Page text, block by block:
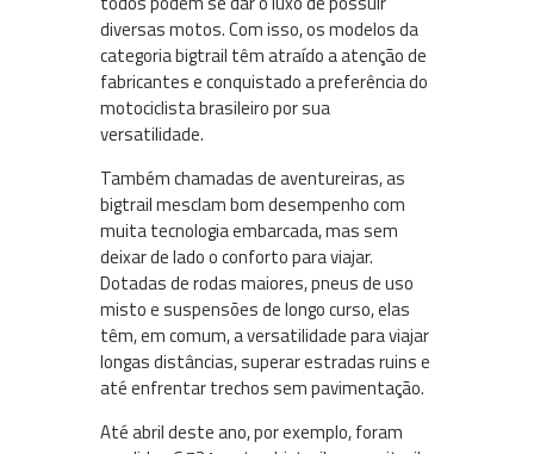
diversas motos. Com isso, os modelos da
categoria bigtrail têm atraído a atenção de
fabricantes e conquistado a preferência do
motociclista brasileiro por sua
versatilidade.
Também chamadas de aventureiras, as
bigtrail mesclam bom desempenho com
muita tecnologia embarcada, mas sem
deixar de lado o conforto para viajar.
Dotadas de rodas maiores, pneus de uso
misto e suspensões de longo curso, elas
têm, em comum, a versatilidade para viajar
longas distâncias, superar estradas ruins e
até enfrentar trechos sem pavimentação.
Até abril deste ano, por exemplo, foram